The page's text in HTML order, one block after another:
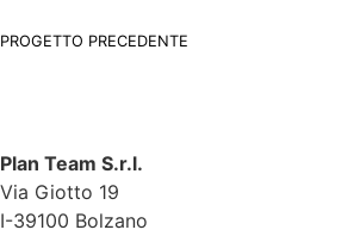
PROGETTO PRECEDENTE
Plan Team S.r.l.
Via Giotto 19
I-39100 Bolzano